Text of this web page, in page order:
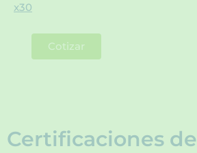
x30
Cotizar
Certificaciones de